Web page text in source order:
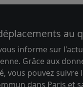
au
informe sur
Grâce aux
vous pouvez suivre
dans Paris et